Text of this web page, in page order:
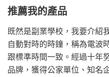
推薦我的產品
既然是副業學校，我要介紹
自動對時的時鐘，稱為電波
跟標準時間一致。經過十年
品牌，獲得公家單位、知名